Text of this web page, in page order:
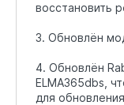
восстановить
3. Обновлён
4. Обновлён
ELMA365dbs,
для